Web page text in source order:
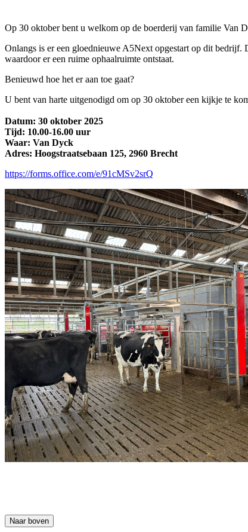
Op 30 oktober bent u welkom op de boerderij van familie Van
Onlangs is er een gloednieuwe A5Next opgestart op dit bedrijf.
waardoor er een ruime ophaalruimte ontstaat.
Benieuwd hoe het er aan toe gaat?
U bent van harte uitgenodigd om op 30 oktober een kijkje te
Datum: 30 oktober 2025
Tijd: 10.00-16.00 uur
Waar: Van Dyck
Adres: Hoogstraatsebaan 125, 2960 Brecht
https://forms.office.com/e/91cMSv2srQ
Naar boven